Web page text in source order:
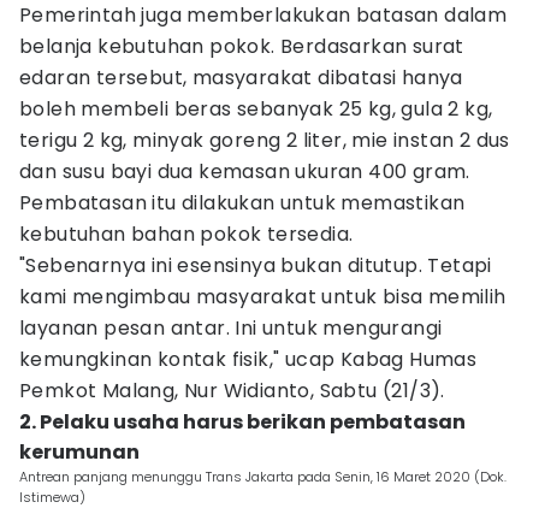
Pemerintah juga memberlakukan batasan dalam
belanja kebutuhan pokok. Berdasarkan surat
edaran tersebut, masyarakat dibatasi hanya
boleh membeli beras sebanyak 25 kg, gula 2 kg,
terigu 2 kg, minyak goreng 2 liter, mie instan 2 dus
dan susu bayi dua kemasan ukuran 400 gram.
Pembatasan itu dilakukan untuk memastikan
kebutuhan bahan pokok tersedia.
"Sebenarnya ini esensinya bukan ditutup. Tetapi
kami mengimbau masyarakat untuk bisa memilih
layanan pesan antar. Ini untuk mengurangi
kemungkinan kontak fisik," ucap Kabag Humas
Pemkot Malang, Nur Widianto, Sabtu (21/3).
2. Pelaku usaha harus berikan pembatasan
kerumunan
Antrean panjang menunggu Trans Jakarta pada Senin, 16 Maret 2020 (Dok.
Istimewa)